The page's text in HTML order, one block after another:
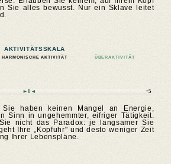
Sie alles bewusst. Nur ein Sklave leitet
AKTIVITÄTSSKALA
HARMONISCHE AKTIVITÄT ÜBERAKTIVITÄT
►0◄ +5
Sie haben keinen Mangel an Energie,
Sinn in ungehemmter, eifriger Tätigkeit.
nicht das Paradox: je langsamer Sie
Ihre „Kopfuhr" und desto weniger Zeit
Ihrer Lebenspläne.